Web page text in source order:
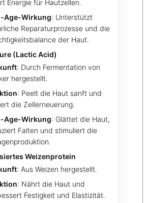
Energie für Hautzellen.
Age-Wirkung: Unterstützt
Reparaturprozesse und die
der Haut.
(Lactic Acid)
: Durch Fermentation von
hergestellt.
: Peelt die Haut sanft und
die Zellerneuerung.
Age-Wirkung: Glättet die Haut,
Falten und stimuliert die
Weizenprotein
: Aus Weizen hergestellt.
: Nährt die Haut und
Festigkeit und Elastizität.